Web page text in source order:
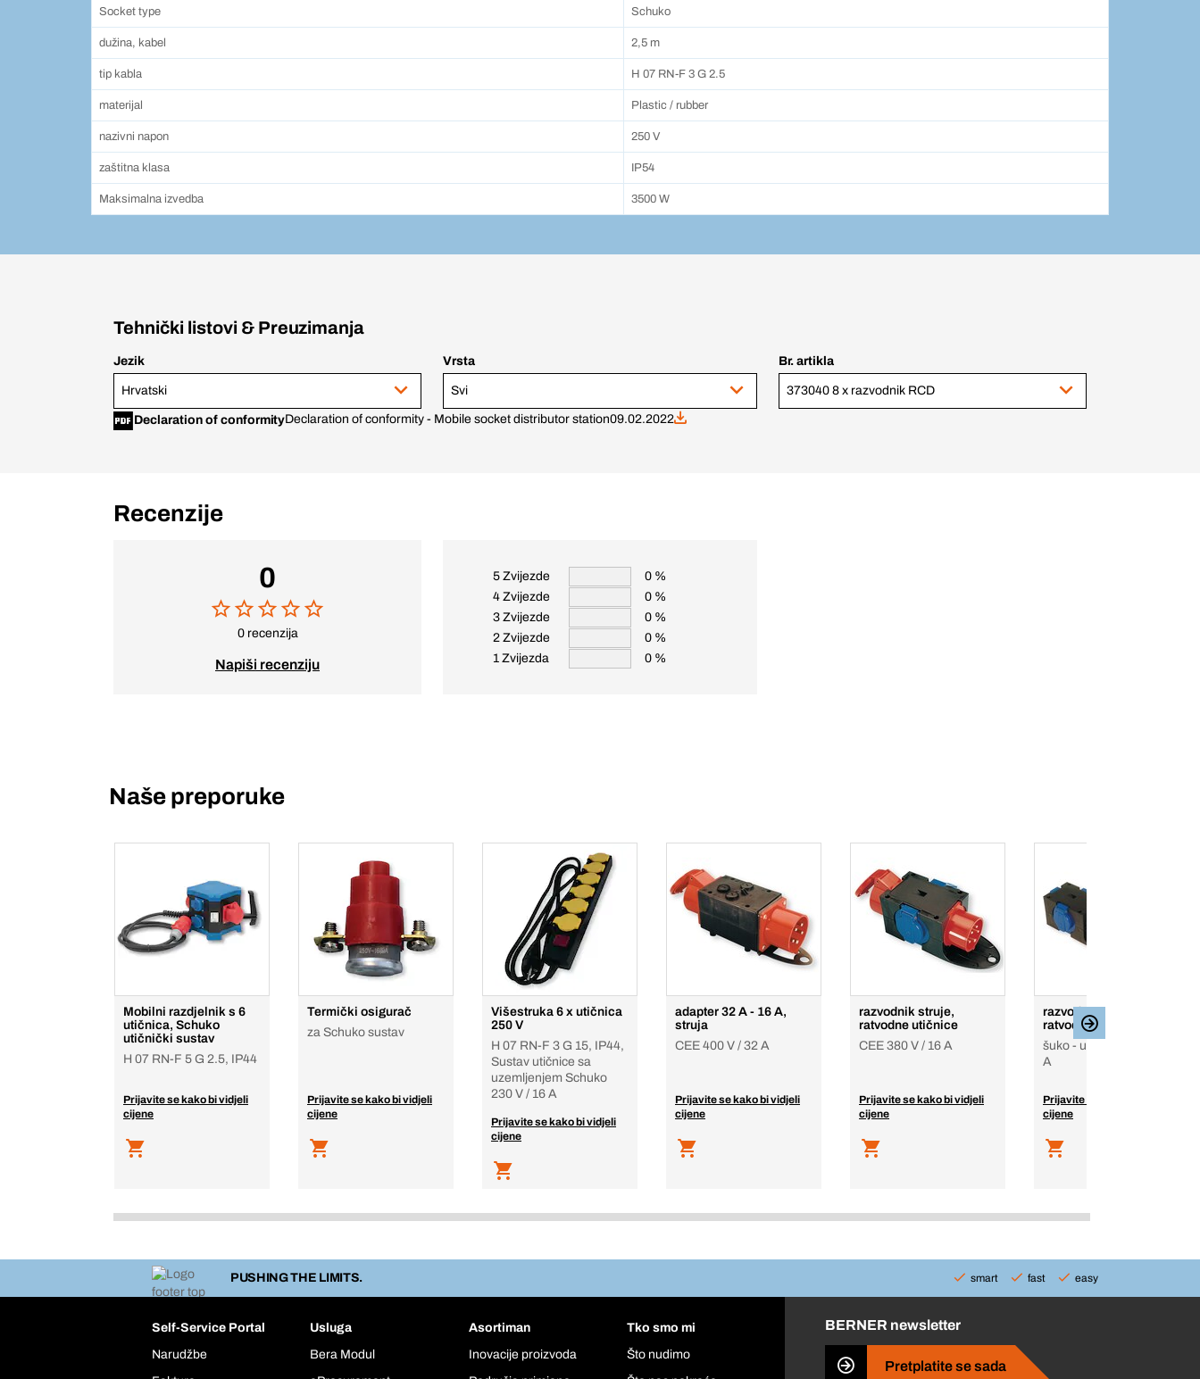
Socket type Schuko
dužina, kabel 2,5 m
tip kabla H 07 RN-F 3 G 2.5
materijal Plastic / rubber
nazivni napon 250 V
zaštitna klasa IP54
Maksimalna izvedba 3500 W
Tehnički listovi & Preuzimanja
Jezik
Hrvatski
Vrsta
Svi
Br. artikla
373040 8 x razvodnik RCD
Declaration of conformityDeclaration of conformity - Mobile socket distributor station09.02.2022
Recenzije
0
0 recenzija
Napiši recenziju
5 Zvijezde
0 %
4 Zvijezde
0 %
3 Zvijezde
0 %
2 Zvijezde
0 %
1 Zvijezda
0 %
Naše preporuke
Mobilni razdjelnik s 6
utičnica, Schuko
utičnički sustav
H 07 RN-F 5 G 2.5, IP44
Prijavite se kako bi vidjeli
cijene
Termički osigurač
za Schuko sustav
Prijavite se kako bi vidjeli
cijene
Višestruka 6 x utičnica
250 V
H 07 RN-F 3 G 15, IP44,
Sustav utičnice sa
uzemljenjem Schuko
230 V / 16 A
Prijavite se kako bi vidjeli
cijene
adapter 32 A - 16 A,
struja
CEE 400 V / 32 A
Prijavite se kako bi vidjeli
cijene
razvodnik struje,
ratvodne utičnice
CEE 380 V / 16 A
Prijavite se kako bi vidjeli
cijene
razvodnik struje,
ratvodne utičnice
šuko - utičnica 220 V / 16
A
Prijavite se kako bi vidjeli
cijene
PUSHING THE LIMITS. smart fast easy
Self-Service Portal
Narudžbe
Usluga
Bera Modul
Asortiman
Inovacije proizvoda
Tko smo mi
Što nudimo
BERNER newsletter
Pretplatite se sada